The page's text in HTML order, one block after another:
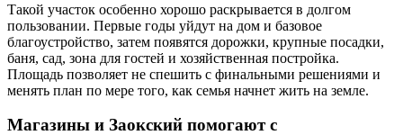
Такой участок особенно хорошо раскрывается в долгом
пользовании. Первые годы уйдут на дом и базовое
благоустройство, затем появятся дорожки, крупные посадки,
баня, сад, зона для гостей и хозяйственная постройка.
Площадь позволяет не спешить с финальными решениями и
менять план по мере того, как семья начнет жить на земле.
Магазины и Заокский помогают с